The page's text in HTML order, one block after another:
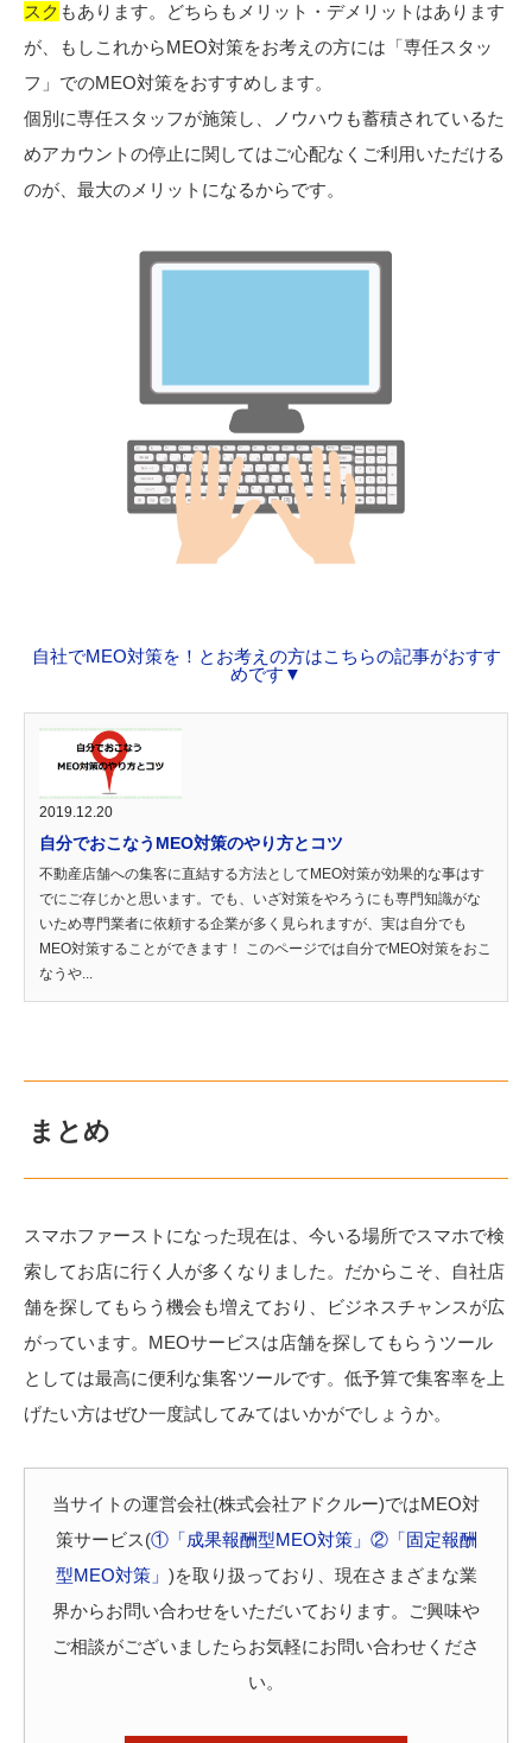
スク もあります。どちらもメリット・デメリットはあります
が、もしこれからMEO対策をお考えの方には「専任スタッ
フ」でのMEO対策をおすすめします。
個別に専任スタッフが施策し、ノウハウも蓄積されているた
めアカウントの停止に関してはご心配なくご利用いただける
のが、最大のメリットになるからです。
自社でMEO対策を！とお考えの方はこちらの記事がおすす
めです▼
2019.12.20
自分でおこなうMEO対策のやり方とコツ
不動産店舗への集客に直結する方法としてMEO対策が効果的な事はす
でにご存じかと思います。でも、いざ対策をやろうにも専門知識がな
いため専門業者に依頼する企業が多く見られますが、実は自分でも
MEO対策することができます！ このページでは自分でMEO対策をおこ
なうや...
まとめ
スマホファーストになった現在は、今いる場所でスマホで検
索してお店に行く人が多くなりました。だからこそ、自社店
舗を探してもらう機会も増えており、ビジネスチャンスが広
がっています。MEOサービスは店舗を探してもらうツール
としては最高に便利な集客ツールです。低予算で集客率を上
げたい方はぜひ一度試してみてはいかがでしょうか。
当サイトの運営会社(株式会社アドクルー)ではMEO対
策サービス(①「成果報酬型MEO対策」 ②「固定報酬
型MEO対策」 )を取り扱っており、現在さまざまな業
界からお問い合わせをいただいております。ご興味や
ご相談がございましたらお気軽にお問い合わせくださ
い。